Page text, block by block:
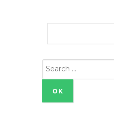
Search
for: